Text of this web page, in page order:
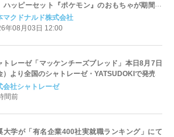
ハッピーセット『ポケモン』のおもちゃが期間限
場
マクドナルド株式会社
年08月03日 12:00
トレーゼ「マッケンチーズブレッド」本日8月7日
）より全国のシャトレーゼ・YATSUDOKIで発売
会社シャトレーゼ
間前
大学が「有名企業400社実就職ランキング」にて